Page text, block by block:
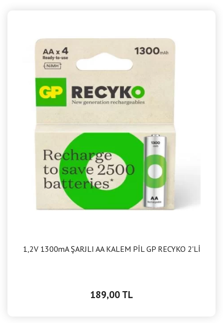
1,2V 1300mA ŞARJLI AA KALEM PİL GP RECYKO 2'Lİ
189,00 TL